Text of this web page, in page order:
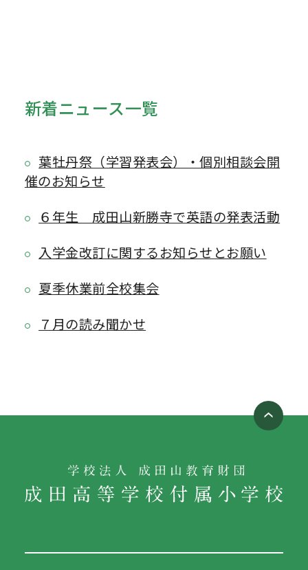
新着ニュース一覧
葉牡丹祭（学習発表会）・個別相談会開
催のお知らせ
６年生 成田山新勝寺で英語の発表活動
入学金改訂に関するお知らせとお願い
夏季休業前全校集会
７月の読み聞かせ